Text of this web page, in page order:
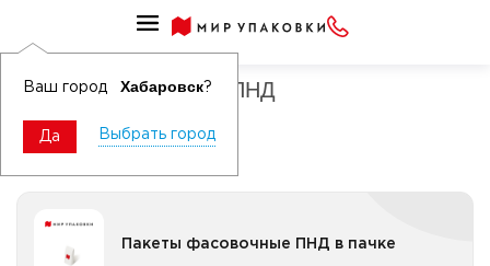
Ваш город Хабаровск?
Да Выбрать город
Пакеты фасовочные ПНД
Пакеты фасовочные ПНД в пачке